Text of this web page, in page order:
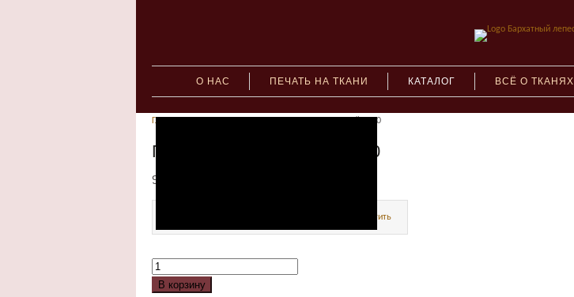
О НАС ПЕЧАТЬ НА ТКАНИ КАТАЛОГ ВСЁ О ТКАНЯХ
Главная » Принт эксклюзивный №70
Принт эксклюзивный №70
949.00
Очистить
В корзину